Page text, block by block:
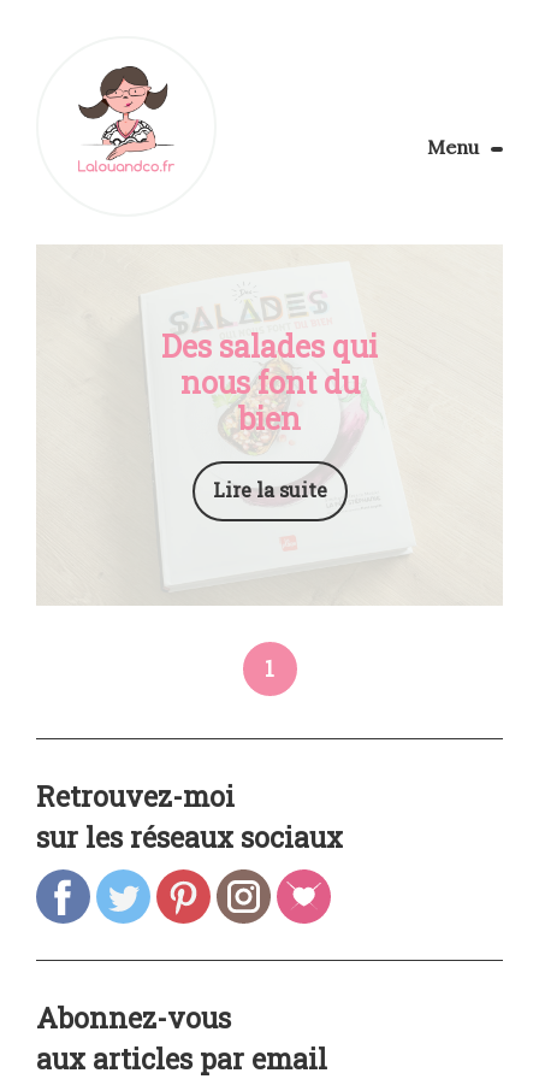
Menu
Aménager son coin couture
Personnalisez vos tissus
Des salades qui
nous font du
bien
Lire la suite
1
Retrouvez-moi
sur les réseaux sociaux
Abonnez-vous
aux articles par email